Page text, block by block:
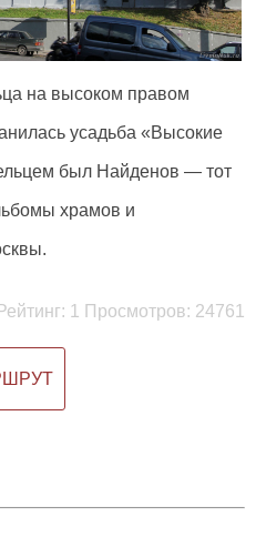
на высоком правом
усадьба «Высокие
был Найденов — тот
храмов и
Рейтинг: 1 Просмотров: 24761